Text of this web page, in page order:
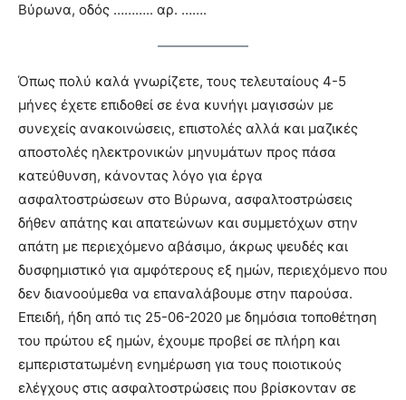
Βύρωνα, οδός ……….. αρ. …….
Όπως πολύ καλά γνωρίζετε, τους τελευταίους 4-5
μήνες έχετε επιδοθεί σε ένα κυνήγι μαγισσών με
συνεχείς ανακοινώσεις, επιστολές αλλά και μαζικές
αποστολές ηλεκτρονικών μηνυμάτων προς πάσα
κατεύθυνση, κάνοντας λόγο για έργα
ασφαλτοστρώσεων στο Βύρωνα, ασφαλτοστρώσεις
δήθεν απάτης και απατεώνων και συμμετόχων στην
απάτη με περιεχόμενο αβάσιμο, άκρως ψευδές και
δυσφημιστικό για αμφότερους εξ ημών, περιεχόμενο που
δεν διανοούμεθα να επαναλάβουμε στην παρούσα.
Επειδή, ήδη από τις 25-06-2020 με δημόσια τοποθέτηση
του πρώτου εξ ημών, έχουμε προβεί σε πλήρη και
εμπεριστατωμένη ενημέρωση για τους ποιοτικούς
ελέγχους στις ασφαλτοστρώσεις που βρίσκονταν σε